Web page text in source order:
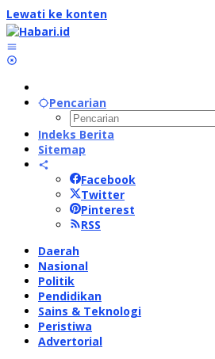
Lewati ke konten
Pencarian
Indeks Berita
Sitemap
Facebook
Twitter
Pinterest
RSS
Daerah
Nasional
Politik
Pendidikan
Sains & Teknologi
Peristiwa
Advertorial